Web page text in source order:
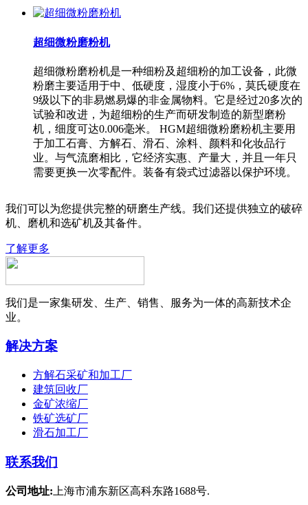
超细微粉磨粉机
超细微粉磨粉机是一种细粉及超细粉的加工设备，此微
粉磨主要适用于中、低硬度，湿度小于6%，莫氏硬度在
9级以下的非易燃易爆的非金属物料。它是经过20多次的
试验和改进，为超细粉的生产而研发制造的新型磨粉
机，细度可达0.006毫米。 HGM超细微粉磨粉机主要用
于加工石膏、方解石、滑石、涂料、颜料和化妆品行
业。与气流磨相比，它经济实惠、产量大，并且一年只
需要更换一次零配件。装备有袋式过滤器以保护环境。
我们可以为您提供完整的研磨生产线。我们还提供独立的破碎
机、磨机和选矿机及其备件。
了解更多
我们是一家集研发、生产、销售、服务为一体的高新技术企
业。
解决方案
方解石采矿和加工厂
建筑回收厂
金矿浓缩厂
铁矿选矿厂
滑石加工厂
联系我们
公司地址: 上海市浦东新区高科东路1688号.